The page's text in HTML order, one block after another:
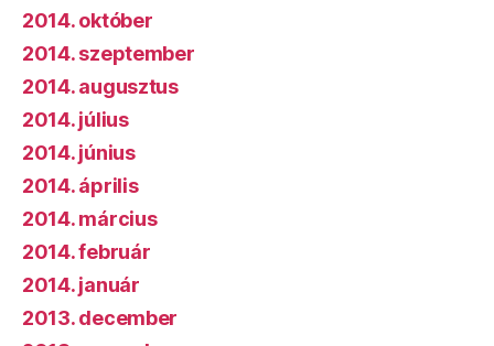
2014. október
2014. szeptember
2014. augusztus
2014. július
2014. június
2014. április
2014. március
2014. február
2014. január
2013. december